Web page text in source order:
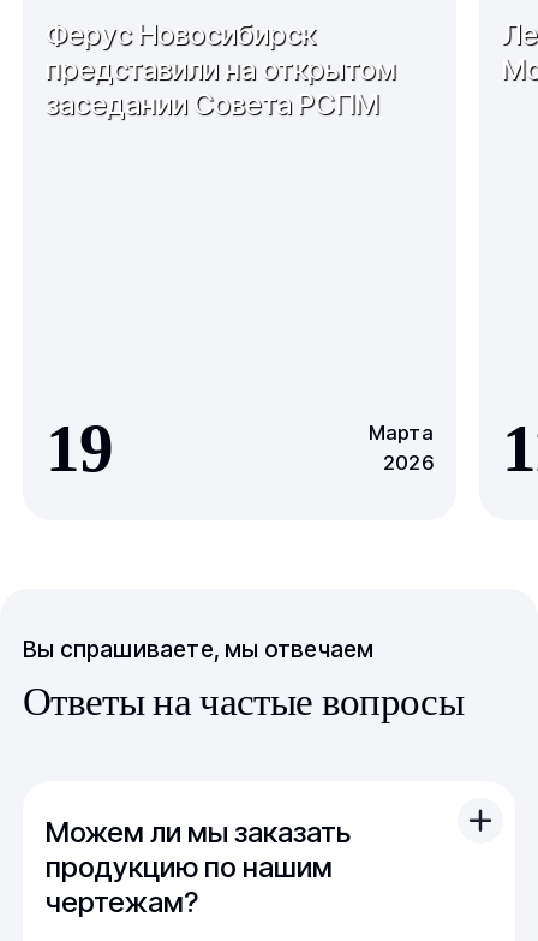
Ферус Новосибирск
представили на открытом
заседании Совета РСПМ
19
Марта
2026
Вы спрашиваете, мы отвечаем
Ответы на частые вопросы
Можем ли мы заказать
продукцию по нашим
чертежам?